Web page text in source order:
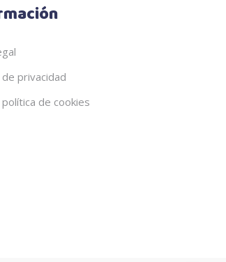
privacidad
de cookies